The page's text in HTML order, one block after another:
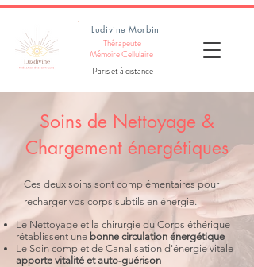
Ludivine Morbin
Thérapeute
Mémoire Cellulaire
Paris et à distance
Soins de Nettoyage &
Chargement énergétiques
Ces deux soins sont complémentaires pour
recharger vos corps subtils en énergie.
Le Nettoyage et la chirurgie du Corps éthérique
rétablissent une bonne circulation énergétique
Le Soin complet de Canalisation d'énergie vitale
apporte vitalité et auto-guérison